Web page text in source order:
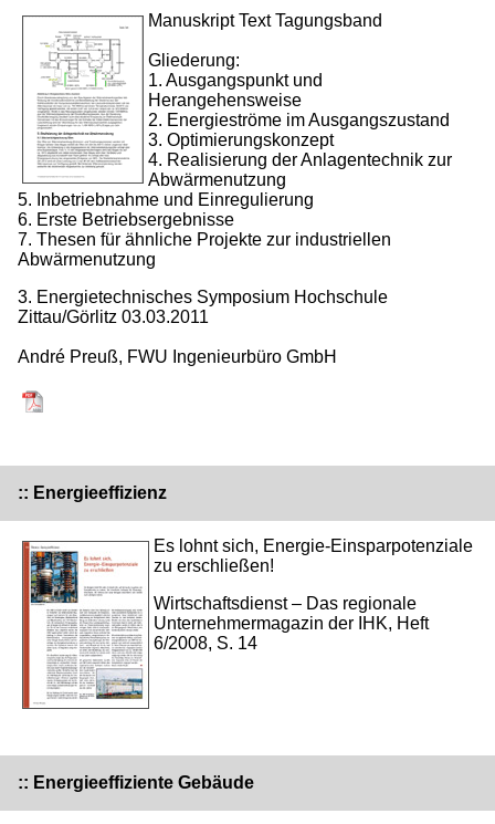
Manuskript Text Tagungsband
Gliederung:
1. Ausgangspunkt und
Herangehensweise
2. Energieströme im Ausgangszustand
3. Optimierungskonzept
4. Realisierung der Anlagentechnik zur
Abwärmenutzung
5. Inbetriebnahme und Einregulierung
6. Erste Betriebsergebnisse
7. Thesen für ähnliche Projekte zur industriellen
Abwärmenutzung
3. Energietechnisches Symposium Hochschule
Zittau/Görlitz 03.03.2011
André Preuß, FWU Ingenieurbüro GmbH
:: Energieeffizienz
Es lohnt sich, Energie-Einsparpotenziale
zu erschließen!
Wirtschaftsdienst – Das regionale
Unternehmermagazin der IHK, Heft
6/2008, S. 14
:: Energieeffiziente Gebäude